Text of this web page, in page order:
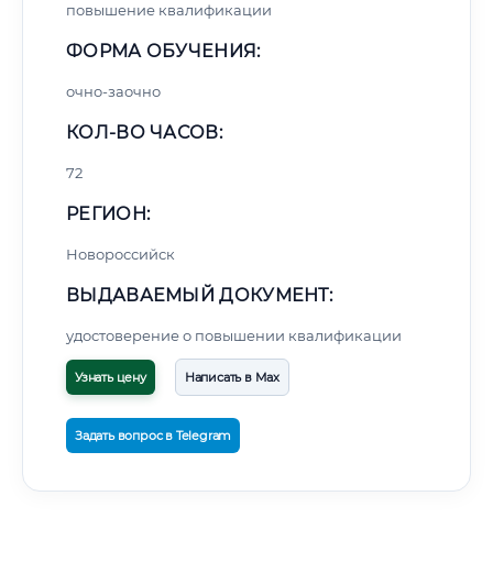
повышение квалификации
ФОРМА ОБУЧЕНИЯ:
очно-заочно
КОЛ-ВО ЧАСОВ:
72
РЕГИОН:
Новороссийск
ВЫДАВАЕМЫЙ ДОКУМЕНТ:
удостоверение о повышении квалификации
Узнать цену Написать в Max
Задать вопрос в Telegram